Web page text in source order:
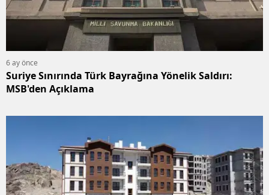
6 ay önce
Suriye Sınırında Türk Bayrağına Yönelik Saldırı:
MSB'den Açıklama